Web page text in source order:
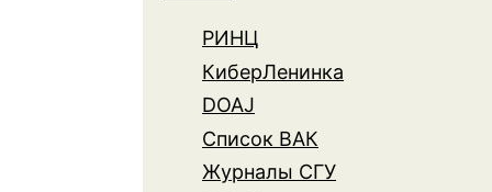
РИНЦ
КиберЛенинка
DOAJ
Список ВАК
Журналы СГУ